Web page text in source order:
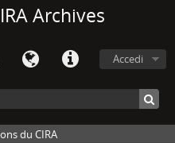
Archives
Accedi
du CIRA